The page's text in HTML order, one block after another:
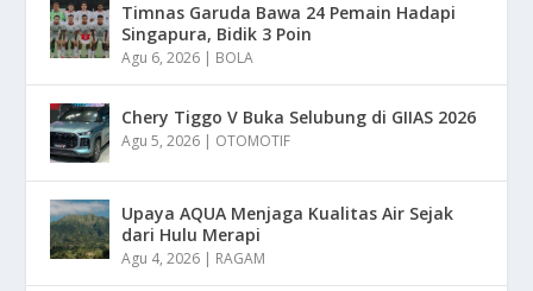
Timnas Garuda Bawa 24 Pemain Hadapi
Singapura, Bidik 3 Poin
Agu 6, 2026 | BOLA
Chery Tiggo V Buka Selubung di GIIAS 2026
Agu 5, 2026 | OTOMOTIF
Upaya AQUA Menjaga Kualitas Air Sejak
dari Hulu Merapi
Agu 4, 2026 | RAGAM